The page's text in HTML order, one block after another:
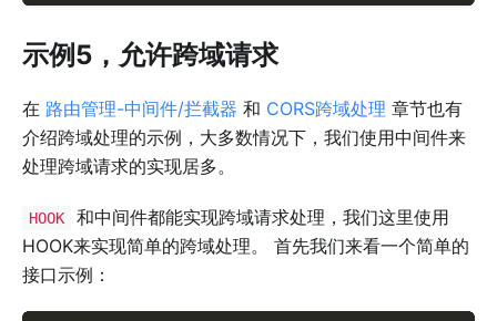
示例5，允许跨域请求
在 路由管理-中间件/拦截器 和 CORS跨域处理 章节也有
介绍跨域处理的示例，大多数情况下，我们使用中间件来
处理跨域请求的实现居多。
HOOK
和中间件都能实现跨域请求处理，我们这里使用
HOOK来实现简单的跨域处理。 首先我们来看一个简单的
接口示例：